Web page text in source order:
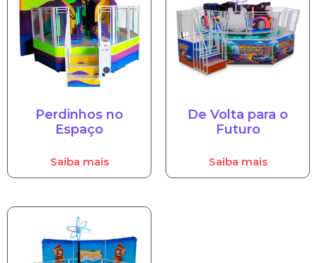
Perdinhos no
Espaço
Saiba mais
De Volta para o
Futuro
Saiba mais